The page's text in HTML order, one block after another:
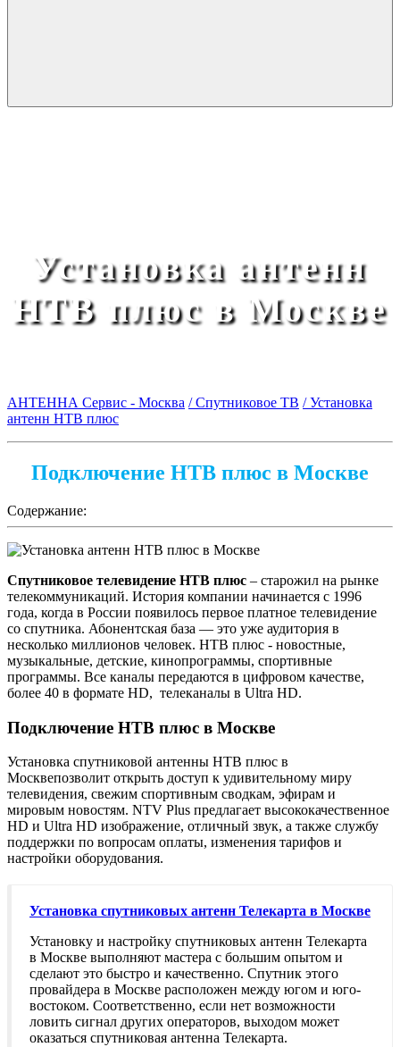
Установка антенн
НТВ плюс в Москве
АНТЕННА Сервис - Москва / Спутниковое ТВ / Установка
антенн НТВ плюс
Подключение НТВ плюс в Москве
Содержание:
Спутниковое телевидение НТВ плюс – старожил на рынке
телекоммуникаций. История компании начинается с 1996
года, когда в России появилось первое платное телевидение
со спутника. Абонентская база — это уже аудитория в
несколько миллионов человек. НТВ плюс - новостные,
музыкальные, детские, кинопрограммы, спортивные
программы. Все каналы передаются в цифровом качестве,
более 40 в формате HD, телеканалы в Ultra HD.
Подключение НТВ плюс в Москве
Установка спутниковой антенны НТВ плюс в
Москвепозволит открыть доступ к удивительному миру
телевидения, свежим спортивным сводкам, эфирам и
мировым новостям. NTV Plus предлагает высококачественное
HD и Ultra HD изображение, отличный звук, а также службу
поддержки по вопросам оплаты, изменения тарифов и
настройки оборудования.
Установка спутниковых антенн Телекарта в Москве
Установку и настройку спутниковых антенн Телекарта
в Москве выполняют мастера с большим опытом и
сделают это быстро и качественно. Спутник этого
провайдера в Москве расположен между югом и юго-
востоком. Соответственно, если нет возможности
ловить сигнал других операторов, выходом может
оказаться спутниковая антенна Телекарта.